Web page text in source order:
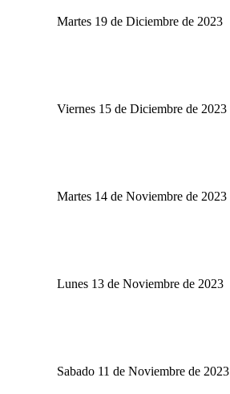
Martes 19 de Diciembre de 2023
Viernes 15 de Diciembre de 2023
Martes 14 de Noviembre de 2023
Lunes 13 de Noviembre de 2023
Sabado 11 de Noviembre de 2023